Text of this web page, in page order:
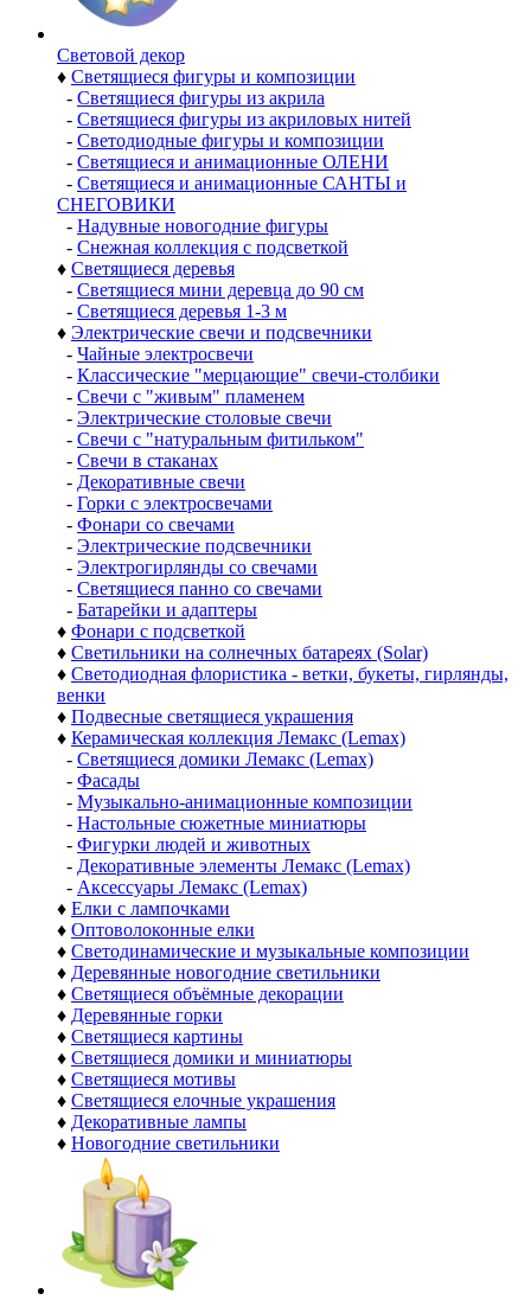
Световой декор
♦ Светящиеся фигуры и композиции
- Светящиеся фигуры из акрила
- Светящиеся фигуры из акриловых нитей
- Светодиодные фигуры и композиции
- Светящиеся и анимационные ОЛЕНИ
- Светящиеся и анимационные САНТЫ и
СНЕГОВИКИ
- Надувные новогодние фигуры
- Снежная коллекция с подсветкой
♦ Светящиеся деревья
- Светящиеся мини деревца до 90 см
- Светящиеся деревья 1-3 м
♦ Электрические свечи и подсвечники
- Чайные электросвечи
- Классические "мерцающие" свечи-столбики
- Свечи с "живым" пламенем
- Электрические столовые свечи
- Свечи с "натуральным фитильком"
- Свечи в стаканах
- Декоративные свечи
- Горки с электросвечами
- Фонари со свечами
- Электрические подсвечники
- Электрогирлянды со свечами
- Светящиеся панно со свечами
- Батарейки и адаптеры
♦ Фонари с подсветкой
♦ Светильники на солнечных батареях (Solar)
♦ Светодиодная флористика - ветки, букеты, гирлянды,
венки
♦ Подвесные светящиеся украшения
♦ Керамическая коллекция Лемакс (Lemax)
- Светящиеся домики Лемакс (Lemax)
- Фасады
- Музыкально-анимационные композиции
- Настольные сюжетные миниатюры
- Фигурки людей и животных
- Декоративные элементы Лемакс (Lemax)
- Аксессуары Лемакс (Lemax)
♦ Елки с лампочками
♦ Оптоволоконные елки
♦ Светодинамические и музыкальные композиции
♦ Деревянные новогодние светильники
♦ Светящиеся объёмные декорации
♦ Деревянные горки
♦ Светящиеся картины
♦ Светящиеся домики и миниатюры
♦ Светящиеся мотивы
♦ Светящиеся елочные украшения
♦ Декоративные лампы
♦ Новогодние светильники